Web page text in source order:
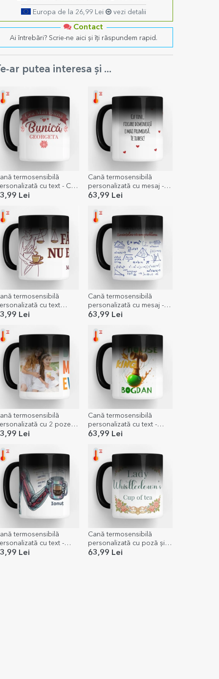
Europa de la 26,99 Lei vezi detalii
Contact
Ai întrebări? Scrie-ne aici și îți răspundem rapid.
ar putea interesa și ...
termosensibilă
cu text - Cea
bună bunică
Lei
Cană termosensibilă
personalizată cu mesaj -
Love
63,99 Lei
termosensibilă
cu text
avocați
Lei
Cană termosensibilă
personalizată cu mesaj -
Profesor de Matematică
63,99 Lei
termosensibilă
cu 2 poze -
mom ever!
Lei
Cană termosensibilă
personalizată cu text -
Lighthouse King
63,99 Lei
termosensibilă
cu text -
Lei
Cană termosensibilă
personalizată cu poză și
text - Bridgerton Aestethic
63,99 Lei